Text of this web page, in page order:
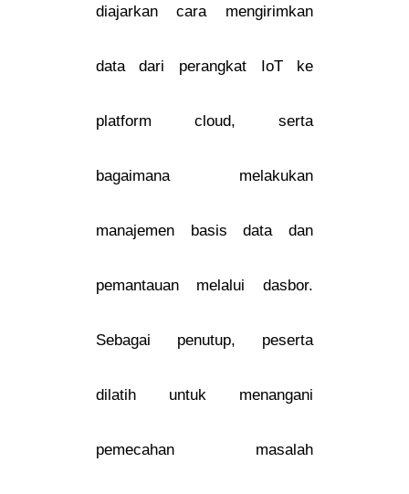
diajarkan cara mengirimkan
data dari perangkat IoT ke
platform cloud, serta
bagaimana melakukan
manajemen basis data dan
pemantauan melalui dasbor.
Sebagai penutup, peserta
dilatih untuk menangani
pemecahan masalah